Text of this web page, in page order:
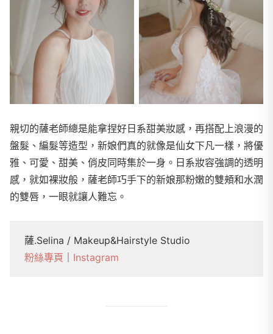
親切的薩老師總是能拿捏好日系甜美妝感，再搭配上浪漫的
盤髮、編髮等造型，新娘們真的就像是仙女下凡一樣，將優
雅、可愛、甜美、俏皮同時集於一身。日系妝容強調的透明
感，就如裸妝般，薩老師巧手下的新娘那粉嫩的雙頰和水潤
的雙唇，一眼就讓人難忘。
薩.Selina / Makeup&Hairstyle Studio
粉絲專頁
Instagram